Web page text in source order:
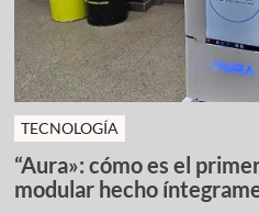
TECNOLOGÍA
“Aura»: cómo es el
modular hecho